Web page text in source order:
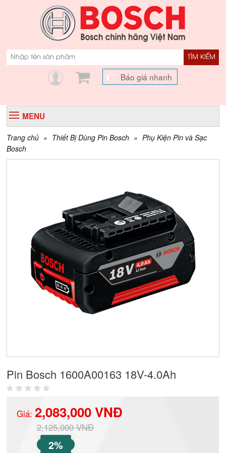
TÌM KIẾM
Báo giá nhanh
MENU
Trang chủ » Thiết Bị Dùng Pin Bosch » Phụ Kiện Pin và Sạc
Bosch
Pin Bosch 1600A00163 18V-4.0Ah
Giá:2,083,000 VNĐ
2,125,000 VNĐ
2%